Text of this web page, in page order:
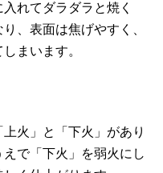
れてダラダラと焼く
、表面は焦げやすく、
まいます。
火」と「下火」があり
で「下火」を弱火にし